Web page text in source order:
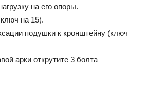
на его опоры.
на 15).
подушки к кронштейну (ключ
арки открутите 3 болта